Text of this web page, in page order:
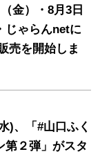
金）・8月3日
じゃらんnetに
売を開始しま
)、「#山口ふく
第２弾」がスタ